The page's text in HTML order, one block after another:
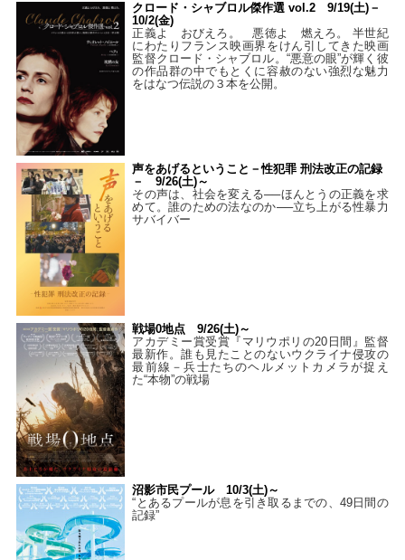
クロード・シャブロル傑作選 vol.2 9/19(土)－
10/2(金)
正義よ おびえろ。 悪徳よ 燃えろ。 半世紀
にわたりフランス映画界をけん引してきた映画
監督クロード・シャブロル。“悪意の眼”が輝く彼
の作品群の中でもとくに容赦のない強烈な魅力
をはなつ伝説の３本を公開。
声をあげるということ－性犯罪 刑法改正の記録
－ 9/26(土)～
その声は、社会を変える──ほんとうの正義を求
めて。誰のための法なのか──立ち上がる性暴力
サバイバー
戦場0地点 9/26(土)～
アカデミー賞受賞『マリウポリの20日間』監督
最新作。誰も見たことのないウクライナ侵攻の
最前線－兵士たちのヘルメットカメラが捉え
た“本物”の戦場
沼影市民プール 10/3(土)～
“とあるプールが息を引き取るまでの、49日間の
記録”